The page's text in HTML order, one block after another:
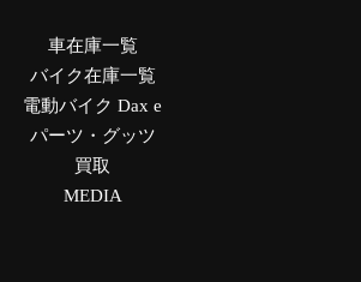
車在庫一覧
バイク在庫一覧
電動バイク Dax e
パーツ・グッツ
買取
MEDIA